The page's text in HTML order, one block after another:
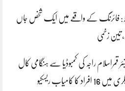
فائرنگ کے واقعے میں ایک شخص جاں
تین زخمی
قمراسلام راجہ کی کمبوڈیا سے ہنگامی کال
16 افراد کا کامیاب ریسکیو